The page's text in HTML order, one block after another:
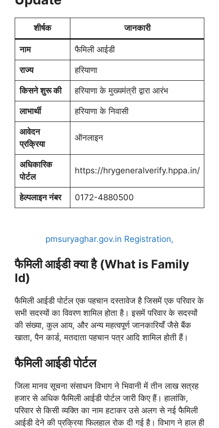
शीर्षक जानकारी
नाम फैमिली आईडी
राज्य हरियाणा
किसने शुरू की हरियाणा के मुख्यमंत्री द्वारा आरंभ
लाभार्थी हरियाणा के निवासी
आवेदन
प्रक्रिया
ऑनलाइन
अधिकारिक
पोर्टल
https://hrygeneralverify.hppa.in/
हेल्पलाइन नंबर 0172-4880500
pmsuryaghar.gov.in Registration,
फैमिली आईडी क्या है (What is Family
Id)
फैमिली आईडी पोर्टल एक पहचान दस्तावेज है जिसमें एक परिवार के
सभी सदस्यों का विवरण शामिल होता है। इसमें परिवार के सदस्यों
की संख्या, कुल आय, और अन्य महत्वपूर्ण जानकारियाँ जैसे बैंक
खाता, पैन कार्ड, मतदाता पहचान पत्र आदि शामिल होती हैं।
फैमिली आईडी पोर्टल
जिला मानव सूचना संसाधन विभाग ने भिवानी में तीन लाख सत्रह
हजार से अधिक फैमिली आईडी पोर्टल जारी किए हैं। हालांकि,
परिवार से किसी व्यक्ति का नाम हटाकर उसे अलग से नई फैमिली
आईडी देने की प्रक्रिया फिलहाल रोक दी गई है। विभाग ने हाल ही